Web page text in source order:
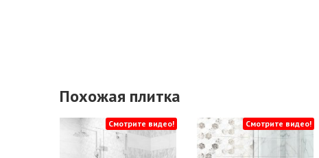
Похожая плитка
Смотрите видео! Смотрите видео!